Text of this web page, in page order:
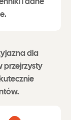
dla
przejrzysty